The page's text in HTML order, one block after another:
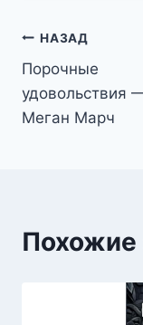
Навигация
по
записям
НАЗАД
Порочные
удовольствия
Меган Марч
Похожие